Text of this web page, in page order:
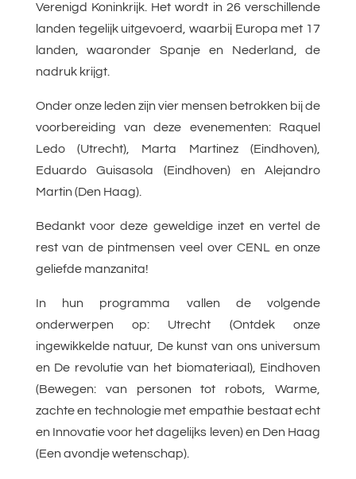
Verenigd Koninkrijk. Het wordt in 26 verschillende
landen tegelijk uitgevoerd, waarbij Europa met 17
landen, waaronder Spanje en Nederland, de
nadruk krijgt.
Onder onze leden zijn vier mensen betrokken bij de
voorbereiding van deze evenementen: Raquel
Ledo (Utrecht), Marta Martinez (Eindhoven),
Eduardo Guisasola (Eindhoven) en Alejandro
Martin (Den Haag).
Bedankt voor deze geweldige inzet en vertel de
rest van de pintmensen veel over CENL en onze
geliefde manzanita!
In hun programma vallen de volgende
onderwerpen op: Utrecht (Ontdek onze
ingewikkelde natuur, De kunst van ons universum
en De revolutie van het biomateriaal), Eindhoven
(Bewegen: van personen tot robots, Warme,
zachte en technologie met empathie bestaat echt
en Innovatie voor het dagelijks leven) en Den Haag
(Een avondje wetenschap).